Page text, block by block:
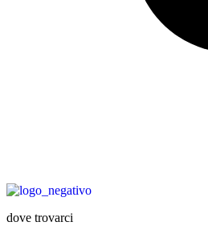
dove trovarci